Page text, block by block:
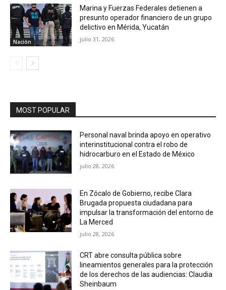
Nación
Marina y Fuerzas Federales detienen a
presunto operador financiero de un grupo
delictivo en Mérida, Yucatán
julio 31, 2026
MOST POPULAR
Personal naval brinda apoyo en operativo
interinstitucional contra el robo de
hidrocarburo en el Estado de México
julio 28, 2026
En Zócalo de Gobierno, recibe Clara
Brugada propuesta ciudadana para
impulsar la transformación del entorno de
La Merced
julio 28, 2026
CRT abre consulta pública sobre
lineamientos generales para la protección
de los derechos de las audiencias: Claudia
Sheinbaum